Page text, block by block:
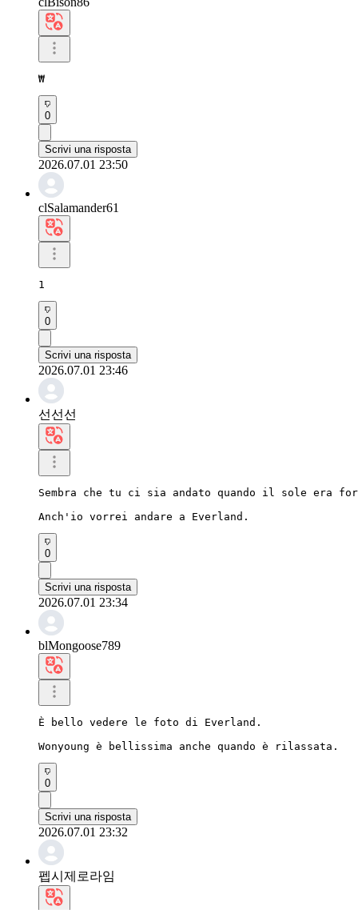
₩
0
Scrivi una risposta
2026.07.01 23:50
clSalamander61
1
0
Scrivi una risposta
2026.07.01 23:46
선선선
Sembra che tu ci sia andato quando il sole era
Anch'io vorrei andare a Everland.
0
Scrivi una risposta
2026.07.01 23:34
blMongoose789
È bello vedere le foto di Everland.
Wonyoung è bellissima anche quando è rilassata.
0
Scrivi una risposta
2026.07.01 23:32
펩시제로라임